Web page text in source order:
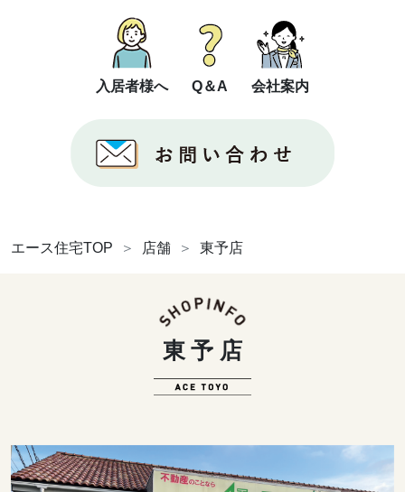
入居者様へ Q＆A 会社案内
エース住宅TOP 店舗 東予店
東予店